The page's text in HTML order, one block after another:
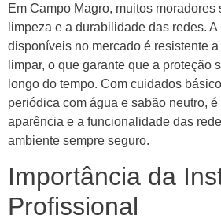
Em Campo Magro, muitos moradores
limpeza e a durabilidade das redes.
disponíveis no mercado é resistente
limpar, o que garante que a proteção
longo do tempo. Com cuidados
periódica com água e sabão neutro,
aparência e a funcionalidade das
ambiente sempre seguro.
Importância da
Profissional